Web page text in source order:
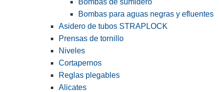
Bombas para aguas negras y efluentes
Asidero de tubos STRAPLOCK
Prensas de tornillo
Niveles
Cortapernos
Reglas plegables
Alicates